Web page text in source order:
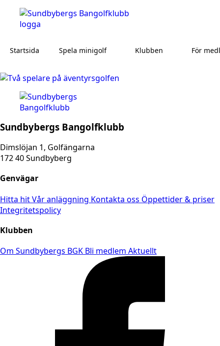
Startsida Spela minigolf Klubben För
Sundbybergs Bangolfklubb
Dimslöjan 1, Golfängarna
172 40 Sundbyberg
Genvägar
Hitta hitVår anläggning Kontakta oss Öppettider & priser
Integritetspolicy
Klubben
Om Sundbybergs BGK Bli medlem Aktuellt